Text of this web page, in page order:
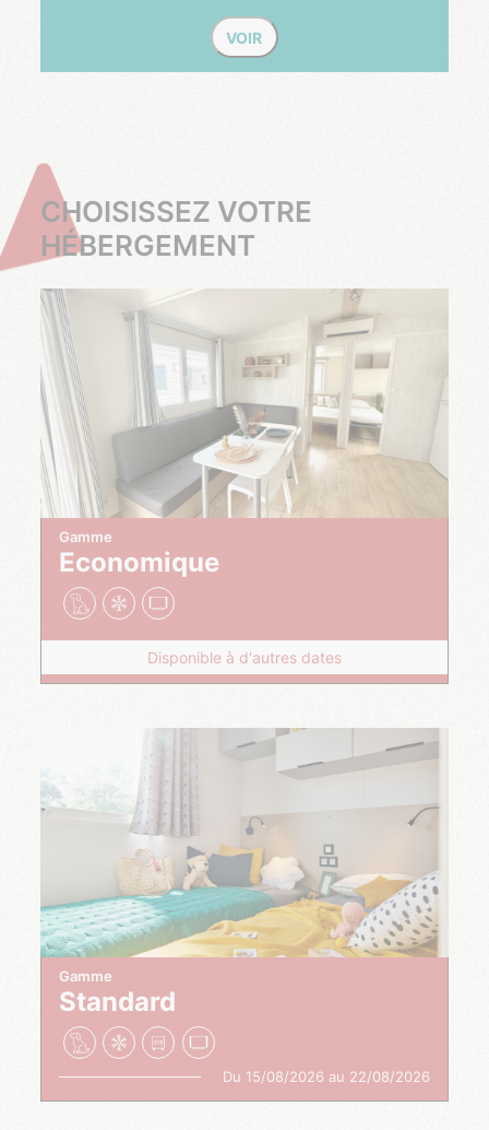
VOIR
CHOISISSEZ VOTRE
HÉBERGEMENT
Gamme
Economique
Disponible à d'autres dates
Gamme
Standard
Du 15/08/2026 au 22/08/2026